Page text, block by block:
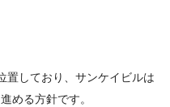
置しており、サンケイビルは
める方針です。